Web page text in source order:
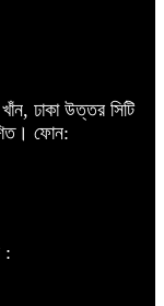
ঢাকা উত্তর সিটি
ফোন:
: